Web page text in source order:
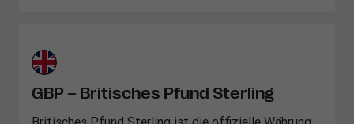
GBP – Britisches Pfund Sterling